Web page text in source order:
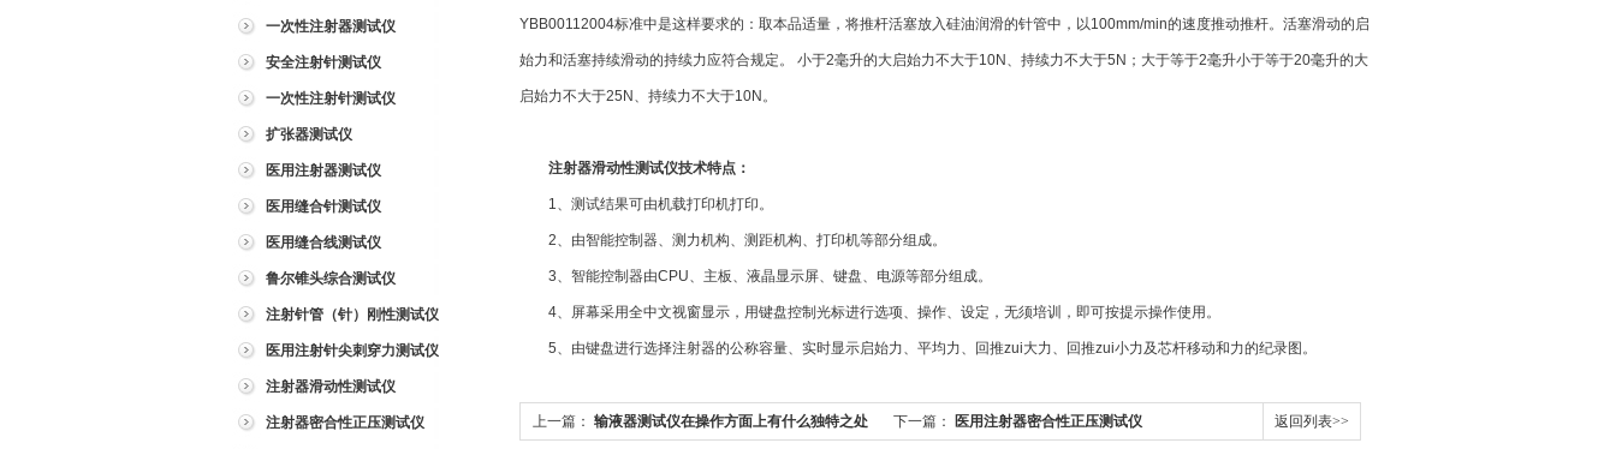
一次性注射器测试仪
安全注射针测试仪
一次性注射针测试仪
扩张器测试仪
医用注射器测试仪
医用缝合针测试仪
医用缝合线测试仪
鲁尔锥头综合测试仪
注射针管（针）刚性测试仪
医用注射针尖刺穿力测试仪
注射器滑动性测试仪
注射器密合性正压测试仪
YBB00112004标准中是这样要求的：取本品适量，将推杆活塞放入硅油润滑的针管中，以100mm/min的速度推动推杆。活塞滑动的启
始力和活塞持续滑动的持续力应符合规定。 小于2毫升的大启始力不大于10N、持续力不大于5N；大于等于2毫升小于等于20毫升的大
启始力不大于25N、持续力不大于10N。
注射器滑动性测试仪技术特点：
1、测试结果可由机载打印机打印。
2、由智能控制器、测力机构、测距机构、打印机等部分组成。
3、智能控制器由CPU、主板、液晶显示屏、键盘、电源等部分组成。
4、屏幕采用全中文视窗显示，用键盘控制光标进行选项、操作、设定，无须培训，即可按提示操作使用。
5、由键盘进行选择注射器的公称容量、实时显示启始力、平均力、回推zui大力、回推zui小力及芯杆移动和力的纪录图。
上一篇： 输液器测试仪在操作方面上有什么独特之处 下一篇： 医用注射器密合性正压测试仪 返回列表>>